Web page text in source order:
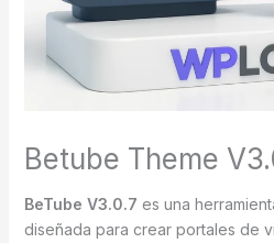
Betube Theme
BeTube V3.0.7 es una
diseñada para crear portales de